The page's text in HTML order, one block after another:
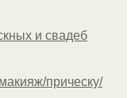
и свадеб
прическу/